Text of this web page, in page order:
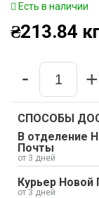
Есть в наличии
₴213.84
Quantity
- +
СПОСОБЫ
В отделение
Почты
от 3 дней
Курьер Новой
от 3 дней